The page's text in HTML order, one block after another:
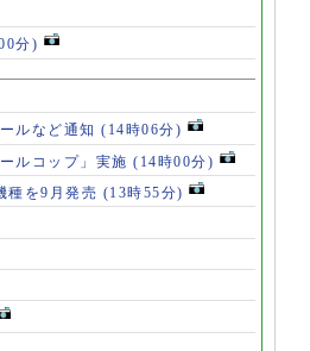
分)
ルなど通知 (14時06分)
ルコップ」実施 (14時00分)
種を9月発売 (13時55分)